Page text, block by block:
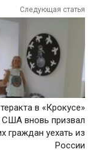
Следующая статья
в «Крокусе»
США вновь призвал
граждан уехать из
России